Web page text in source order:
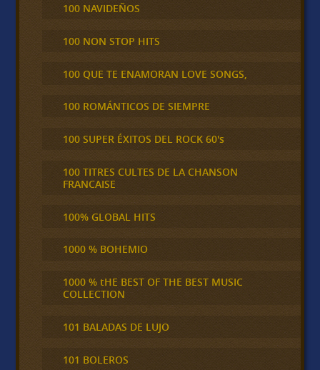
100 NAVIDEÑOS
100 NON STOP HITS
100 QUE TE ENAMORAN LOVE SONGS,
100 ROMÁNTICOS DE SIEMPRE
100 SUPER ÉXITOS DEL ROCK 60's
100 TITRES CULTES DE LA CHANSON
FRANCAISE
100% GLOBAL HITS
1000 % BOHEMIO
1000 % tHE BEST OF THE BEST MUSIC
COLLECTION
101 BALADAS DE LUJO
101 BOLEROS